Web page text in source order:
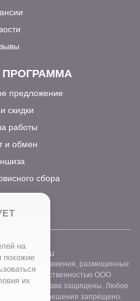
предложение
скидки
работы
и обмен
сбора
изображения, размещенные
являются собственностью ООО
Все права защищены. Любое
разрешения запрещено.
на
похожие
их